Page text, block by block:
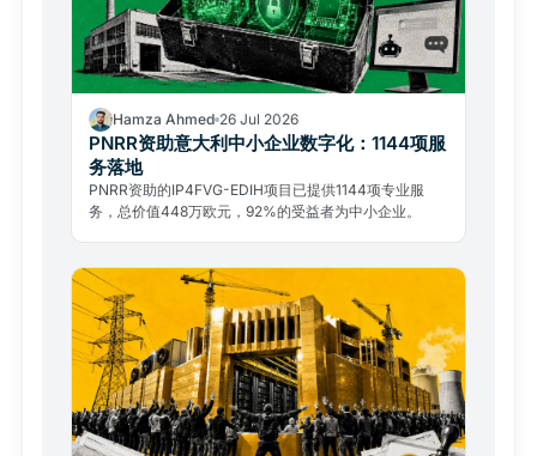
Hamza Ahmed 26 Jul 2026
PNRR资助意大利中小企业数字化：1144项服
务落地
PNRR资助的IP4FVG-EDIH项目已提供1144项专业服
务，总价值448万欧元，92%的受益者为中小企业。